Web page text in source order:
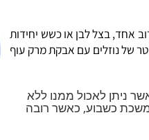
בצל לבן או כשש יחידות
של נוזלים עם אבקת מרק עוף
ניתן לאכול ממנו ללא
כשבוע, כאשר רובה